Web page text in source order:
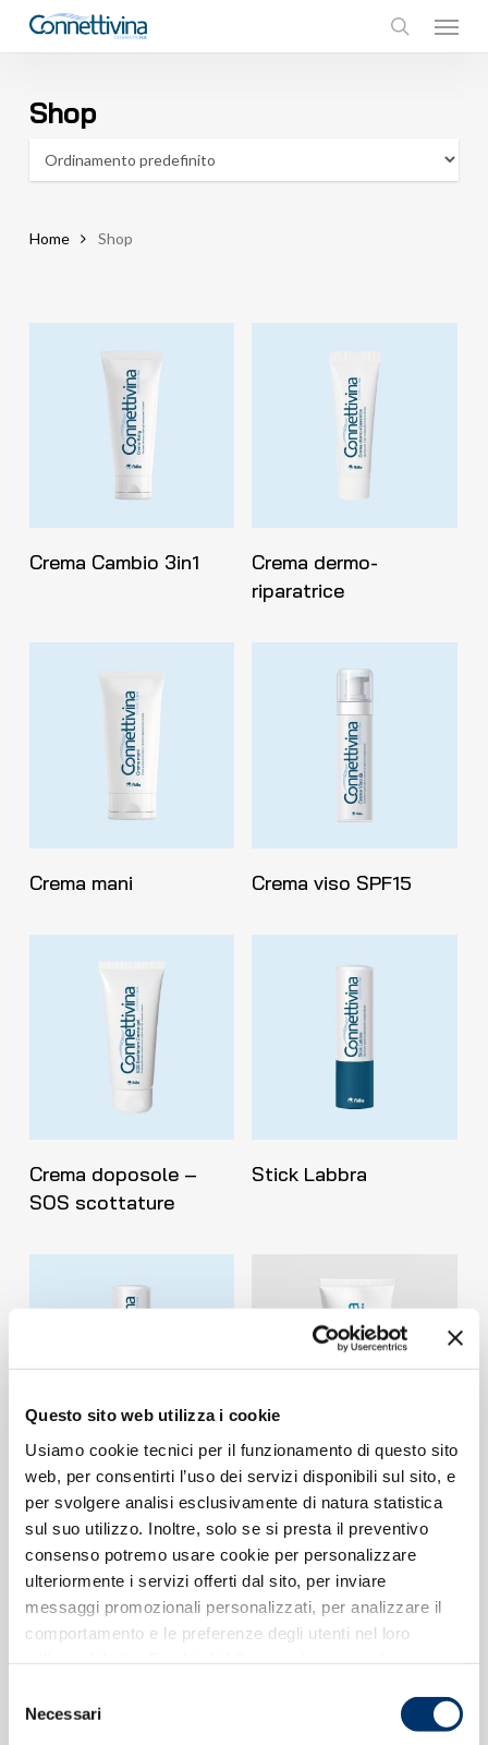
Questo sito web utilizza i cookie
Usiamo cookie tecnici per il funzionamento di questo sito
web, per consentirti l’uso dei servizi disponibili sul sito, e
per svolgere analisi esclusivamente di natura statistica
sul suo utilizzo. Inoltre, solo se si presta il preventivo
consenso potremo usare cookie per personalizzare
ulteriormente i servizi offerti dal sito, per inviare
messaggi promozionali personalizzati, per analizzare il
comportamento e le preferenze degli utenti nel loro
navigare sul sito in assenza di eventuali cookie diversi da
delNecessari
search
Menu
Shop
Home Shop
Crema Cambio 3in1
Crema dermo-
riparatrice
Crema mani Crema viso SPF15
Crema doposole –
SOS scottature
Stick Labbra
Leggi Tutto
Stick Labbra SPF30
Leggi Tutto
Crema-gel PostSun
AquaBoost